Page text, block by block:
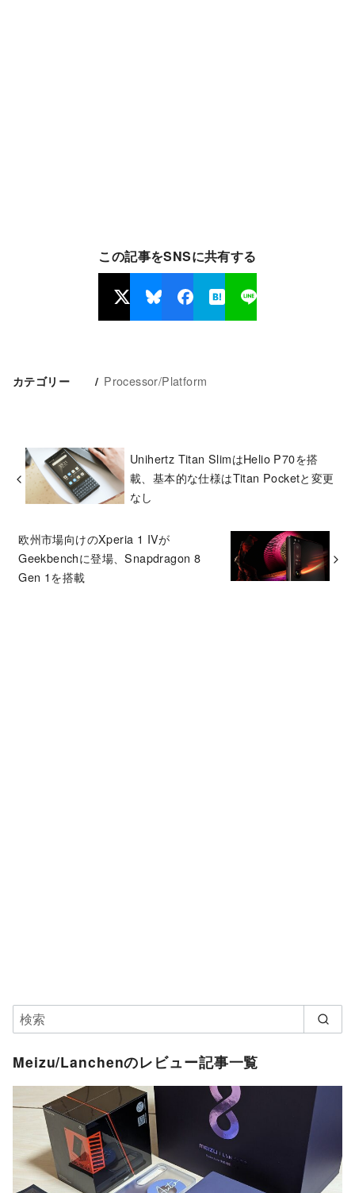
この記事をSNSに共有する
カテゴリー Processor/Platform
Unihertz Titan SlimはHelio P70を搭
載、基本的な仕様はTitan Pocketと変更
なし
欧州市場向けのXperia 1 IVが
Geekbenchに登場、Snapdragon 8
Gen 1を搭載
Meizu/Lanchenのレビュー記事一覧